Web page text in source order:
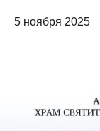
5 ноября 2025